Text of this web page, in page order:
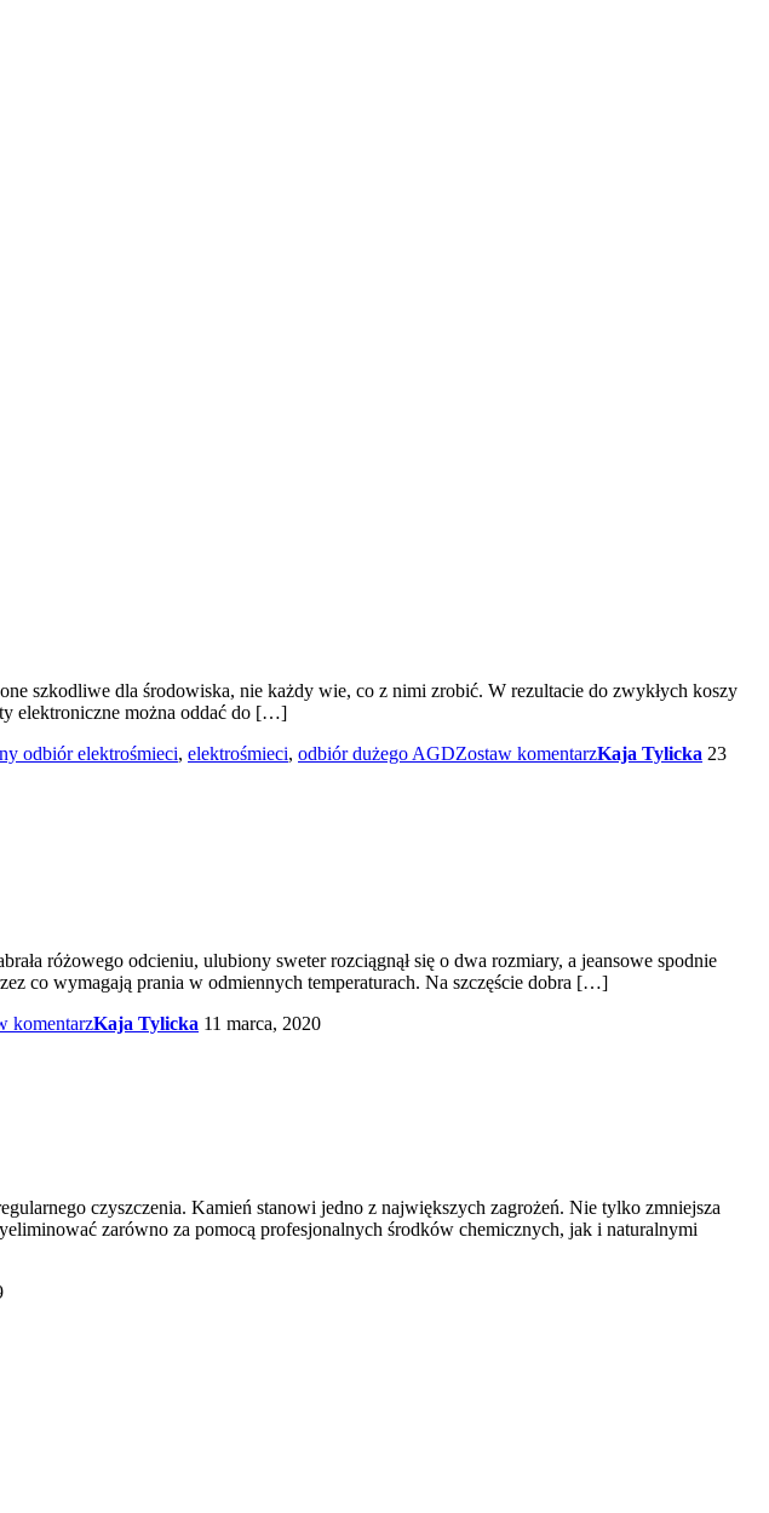
szkodliwe dla środowiska, nie każdy wie, co z nimi zrobić. W rezultacie do zwykłych koszy
elektroniczne można oddać do […]
odbiór elektrośmieci, elektrośmieci, odbiór dużego AGDZostaw komentarzKaja Tylicka 23
różowego odcieniu, ulubiony sweter rozciągnął się o dwa rozmiary, a jeansowe spodnie
co wymagają prania w odmiennych temperaturach. Na szczęście dobra […]
komentarzKaja Tylicka 11 marca, 2020
czyszczenia. Kamień stanowi jedno z największych zagrożeń. Nie tylko zmniejsza
zarówno za pomocą profesjonalnych środków chemicznych, jak i naturalnymi